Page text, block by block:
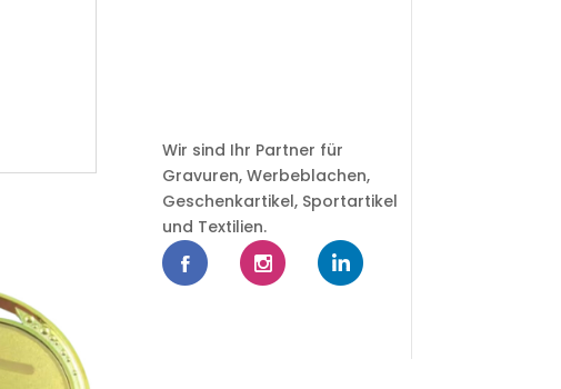
Wir sind Ihr Partner für
Gravuren, Werbeblachen,
Geschenkartikel, Sportartikel
und Textilien.